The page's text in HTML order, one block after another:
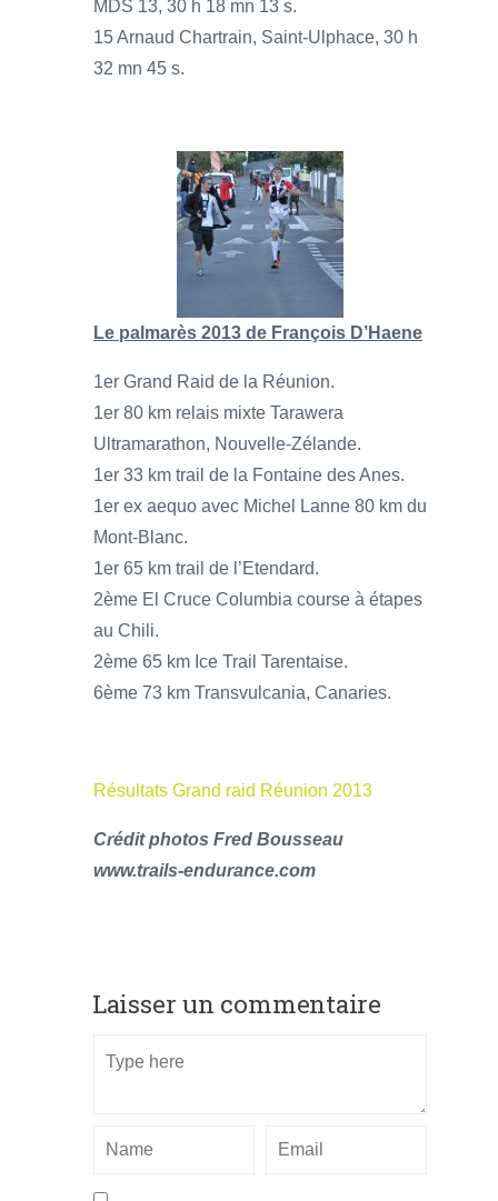
MDS 13, 30 h 18 mn 13 s.
15 Arnaud Chartrain, Saint-Ulphace, 30 h
32 mn 45 s.
Le palmarès 2013 de François D’Haene
1er Grand Raid de la Réunion.
1er 80 km relais mixte Tarawera
Ultramarathon, Nouvelle-Zélande.
1er 33 km trail de la Fontaine des Anes.
1er ex aequo avec Michel Lanne 80 km du
Mont-Blanc.
1er 65 km trail de l’Etendard.
2ème El Cruce Columbia course à étapes
au Chili.
2ème 65 km Ice Trail Tarentaise.
6ème 73 km Transvulcania, Canaries.
Résultats Grand raid Réunion 2013
Crédit photos Fred Bousseau
www.trails-endurance.com
Laisser un commentaire